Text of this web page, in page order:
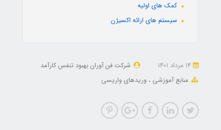
کمک های اولیه
سیستم های ارائه اکسیژن
شرکت فن آوران بهبود تنفس کارآمد
منابع آموزشی
وريدهاي واريسي